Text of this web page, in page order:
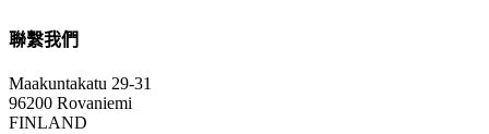
聯繫我們
Maakuntakatu 29-31
96200 Rovaniemi
FINLAND